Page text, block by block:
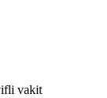
vakit